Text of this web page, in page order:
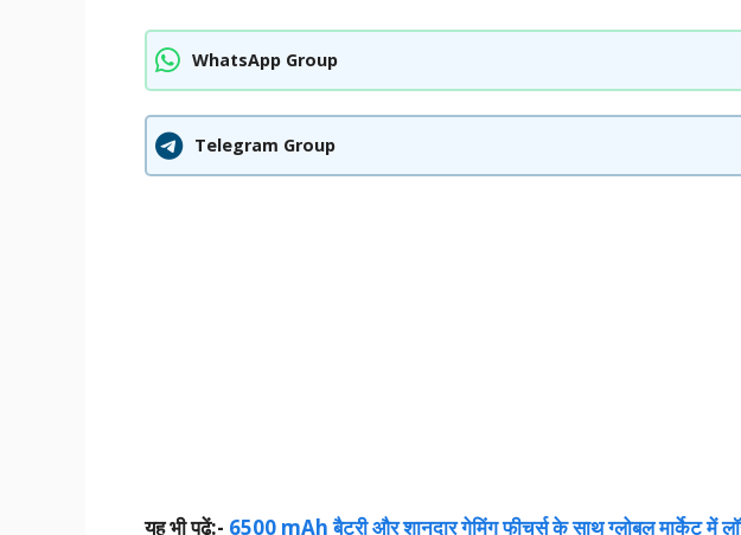
WhatsApp Group
Telegram Group
यह भी पढ़ें:- 6500 mAh बैटरी और शानदार गेमिंग फीचर्स के साथ ग्लोबल मार्केट